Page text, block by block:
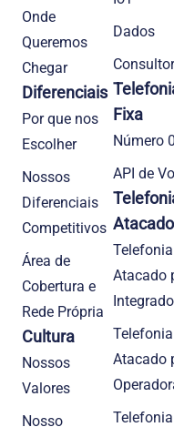
Onde
Queremos
Chegar
Diferenciais
Por que nos
Escolher
Nossos
Diferenciais
Competitivos
Área de
Cobertura e
Rede Própria
Cultura
Nossos
Valores
Nosso
Dados
Fixa
Número
API de
Atacado
Atacado
Atacado